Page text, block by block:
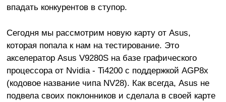
впадать конкурентов в ступор.
Сегодня мы рассмотрим новую карту от Asus,
которая попала к нам на тестирование. Это
акселератор Asus V9280S на базе графического
процессора от Nvidia - Ti4200 с поддержкой AGP8x
(кодовое название чипа NV28). Как всегда, Asus не
подвела своих поклонников и сделала в своей карте